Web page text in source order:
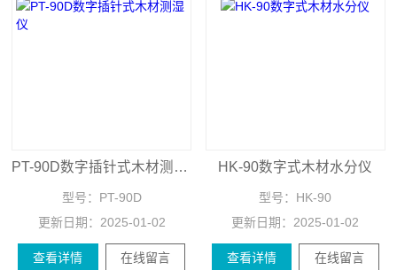
PT-90D数字插针式木材测湿仪
型号： PT-90D
更新日期： 2025-01-02
查看详情 在线留言
HK-90数字式木材水分仪
型号： HK-90
更新日期： 2025-01-02
查看详情 在线留言